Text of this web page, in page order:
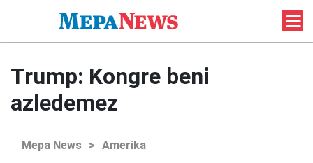
Trump: Kongre beni
azledemez
Mepa News > Amerika